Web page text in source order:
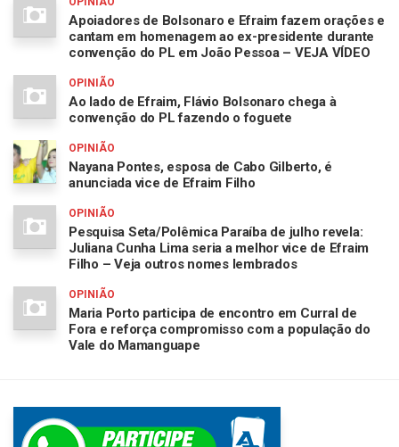
Apoiadores de Bolsonaro e Efraim fazem orações e
cantam em homenagem ao ex-presidente durante
convenção do PL em João Pessoa – VEJA VÍDEO
OPINIÃO
Ao lado de Efraim, Flávio Bolsonaro chega à
convenção do PL fazendo o foguete
OPINIÃO
Nayana Pontes, esposa de Cabo Gilberto, é
anunciada vice de Efraim Filho
OPINIÃO
Pesquisa Seta/Polêmica Paraíba de julho revela:
Juliana Cunha Lima seria a melhor vice de Efraim
Filho – Veja outros nomes lembrados
OPINIÃO
Maria Porto participa de encontro em Curral de
Fora e reforça compromisso com a população do
Vale do Mamanguape